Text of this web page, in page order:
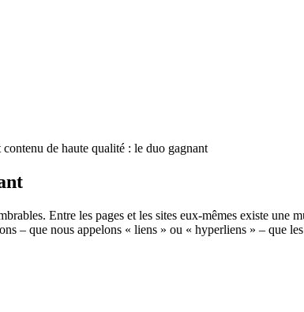
de haute qualité : le duo gagnant
Entre les pages et les sites eux-mêmes existe une
– que nous appelons « liens » ou « hyperliens » – que